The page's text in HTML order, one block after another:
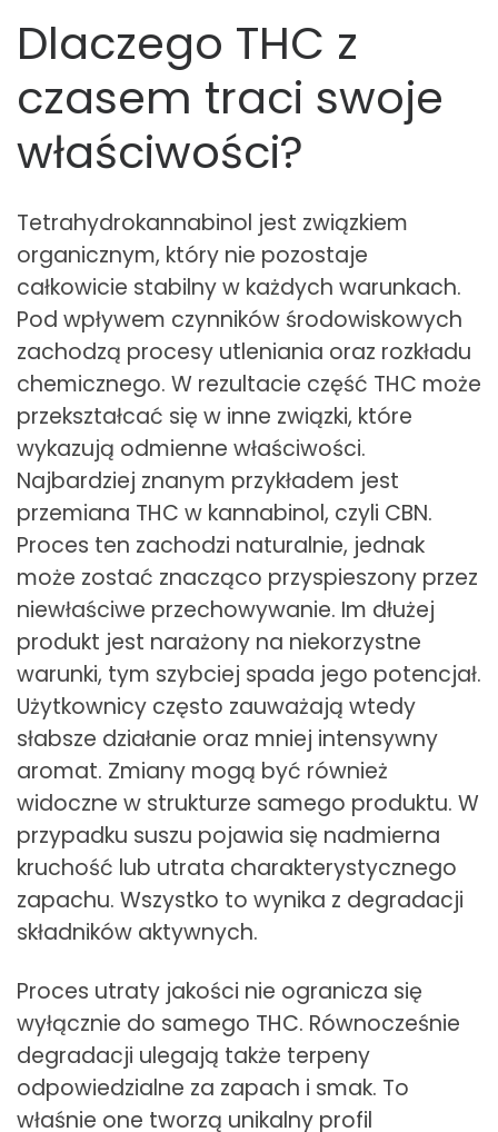
Dlaczego THC z
czasem traci swoje
właściwości?
Tetrahydrokannabinol jest związkiem
organicznym, który nie pozostaje
całkowicie stabilny w każdych warunkach.
Pod wpływem czynników środowiskowych
zachodzą procesy utleniania oraz rozkładu
chemicznego. W rezultacie część THC może
przekształcać się w inne związki, które
wykazują odmienne właściwości.
Najbardziej znanym przykładem jest
przemiana THC w kannabinol, czyli CBN.
Proces ten zachodzi naturalnie, jednak
może zostać znacząco przyspieszony przez
niewłaściwe przechowywanie. Im dłużej
produkt jest narażony na niekorzystne
warunki, tym szybciej spada jego potencjał.
Użytkownicy często zauważają wtedy
słabsze działanie oraz mniej intensywny
aromat. Zmiany mogą być również
widoczne w strukturze samego produktu. W
przypadku suszu pojawia się nadmierna
kruchość lub utrata charakterystycznego
zapachu. Wszystko to wynika z degradacji
składników aktywnych.
Proces utraty jakości nie ogranicza się
wyłącznie do samego THC. Równocześnie
degradacji ulegają także terpeny
odpowiedzialne za zapach i smak. To
właśnie one tworzą unikalny profil